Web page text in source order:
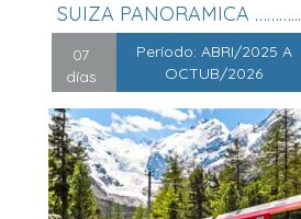
SUIZA PANORAMICA ………...
07
días
Período: ABRI/2025 A
OCTUB/2026